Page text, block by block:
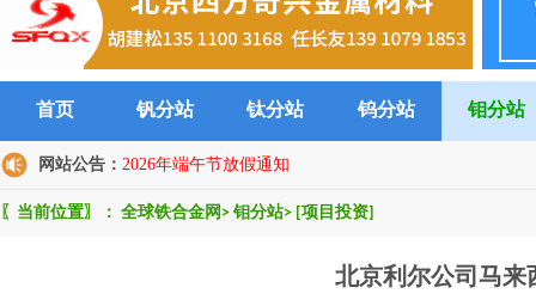
首页 钒分站 钛分站 钨分站 钼分站
网站公告： 2026年端午节放假通知
〖当前位置〗： 全球铁合金网 > 钼分站> [项目投资]
北京利尔公司马来